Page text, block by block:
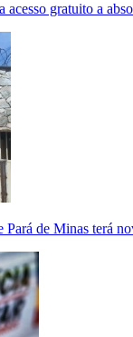
gratuito a
de Minas terá